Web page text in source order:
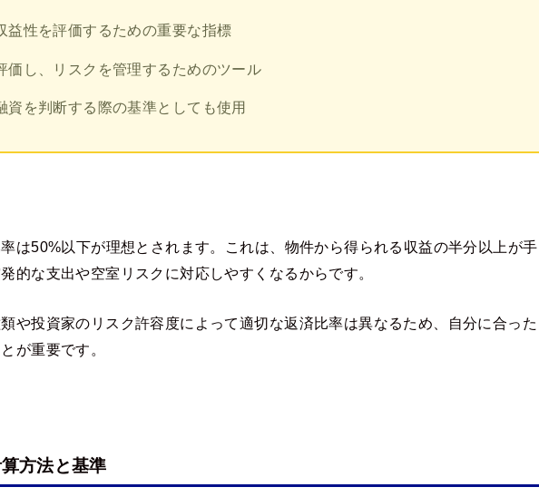
益性を評価するための重要な指標
価し、リスクを管理するためのツール
資を判断する際の基準としても使用
は50%以下が理想とされます。これは、物件から得られる収益の半分以上が手
的な支出や空室リスクに対応しやすくなるからです。
や投資家のリスク許容度によって適切な返済比率は異なるため、自分に合った
が重要です。
方法と基準